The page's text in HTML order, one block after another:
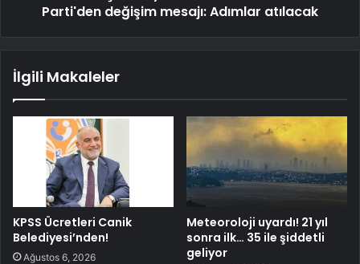
Parti'den değişim mesajı: Adımlar atılacak
İlgili Makaleler
KPSS Ücretleri Canik
Belediyesi’nden!
Ağustos 6, 2026
Meteoroloji uyardı! 21 yıl
sonra ilk… 35 ile şiddetli
geliyor